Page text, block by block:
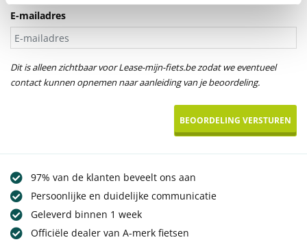
E-mailadres
Dit is alleen zichtbaar voor Lease-mijn-fiets.be zodat we eventueel
contact kunnen opnemen naar aanleiding van je beoordeling.
97% van de klanten beveelt ons aan
Persoonlijke en duidelijke communicatie
Geleverd binnen 1 week
Officiële dealer van A-merk fietsen